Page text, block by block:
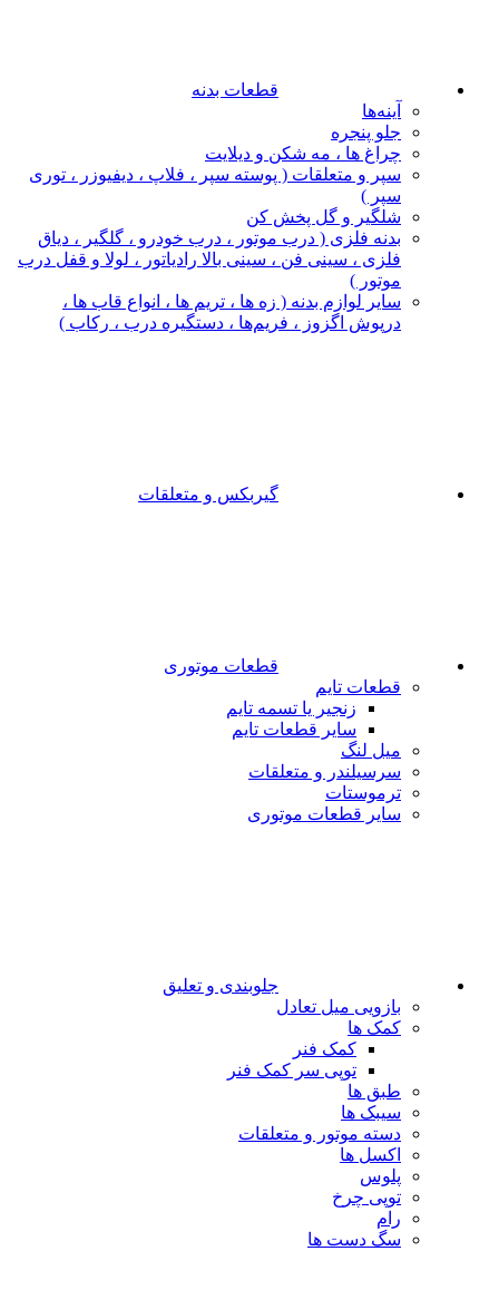
قطعات بدنه
آینه‌ها
جلو پنجره
چراغ‌ ها ، مه‌ شکن و دیلایت
سپر و متعلقات ( پوسته سپر ، فلاپ ، دیفیوزر ، توری
سپر )
شلگیر و گل‌ پخش‌ کن
بدنه فلزی ( درب موتور ، درب خودرو ، گلگیر ، دیاق
فلزی ، سینی فن ، سینی بالا رادیاتور ، لولا و قفل درب
موتور )
سایر لوازم بدنه ( زه ها ، تریم ها ، انواع قاب ها ،
درپوش اگزوز ، فریم‌ها ، دستگیره درب ، رکاب )
گیربکس و متعلقات
قطعات موتوری
قطعات تایم
زنجیر یا تسمه تایم
سایر قطعات تایم
میل لنگ
سرسیلندر و متعلقات
ترموستات
سایر قطعات موتوری
جلوبندی و تعلیق
بازویی میل تعادل
کمک ها
کمک فنر
توپی سر کمک فنر
طبق ها
سیبک ها
دسته موتور و متعلقات
اکسل ها
پلوس
توپی چرخ
رام
سگ دست ها